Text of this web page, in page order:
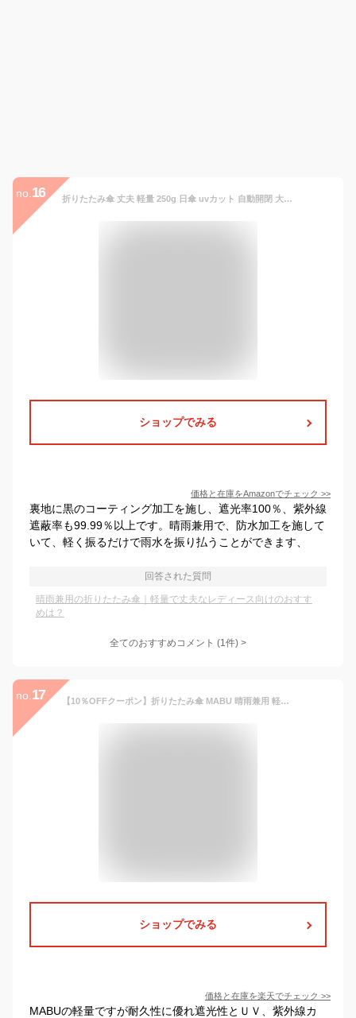
no. 16 折りたたみ傘 丈夫 軽量 250g 日傘 uvカット 自動開閉 大きい 遮光遮熱 折り畳み傘 女性 晴雨兼用 レディース 紫外線カット 6本骨 耐風撥水 コンパクト 星柄刺繍 母の日プレゼント (ブルー)
ショップでみる
価格と在庫をAmazonでチェック >>
裏地に黒のコーティング加工を施し、遮光率100％、紫外線
遮蔽率も99.99％以上です。晴雨兼用で、防水加工を施して
いて、軽く振るだけで雨水を振り払うことができます、
回答された質問
晴雨兼用の折りたたみ傘｜軽量で丈夫なレディース向けのおすす
めは？
全てのおすすめコメント (1件) >
no. 17 【10％OFFクーポン】折りたたみ傘 MABU 晴雨兼用 軽い 大きい 丈夫 ワイドライト UV ミニ 65（晴雨兼用 傘 日焼け対策 折りたたみ傘 雨傘 傘 ユニセックス 6本骨 軽量 丈夫 大きめ 紫外線対策 UVカット コンパクト メンズ レディース）【送料無料】【NY】
ショップでみる
価格と在庫を楽天でチェック >>
MABUの軽量ですが耐久性に優れ遮光性とＵＶ、紫外線カ